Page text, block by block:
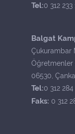
Tel:0 312
Balgat
Çukurambar
Öğretmenler
06530,
Tel:0 312
Faks: 0 312